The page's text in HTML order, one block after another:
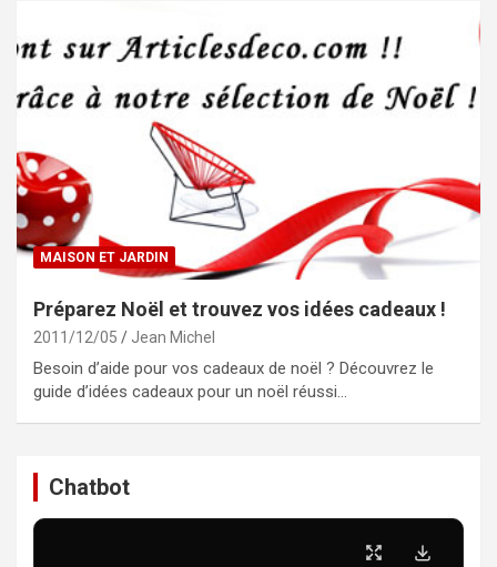
MAISON ET JARDIN
Préparez Noël et trouvez vos idées cadeaux !
2011/12/05 Jean Michel
Besoin d’aide pour vos cadeaux de noël ? Découvrez le
guide d’idées cadeaux pour un noël réussi…
Chatbot